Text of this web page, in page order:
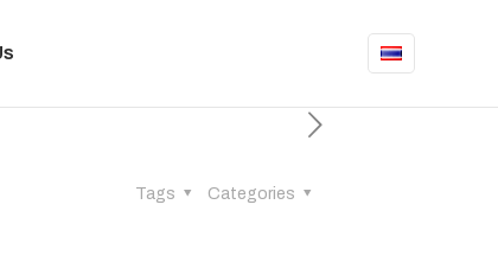
Categories
Tags